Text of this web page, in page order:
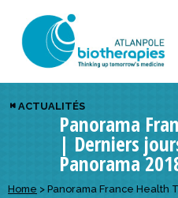
Retour
À propos
Présentation du pôle
Domaines d’excellence
Retour
Notre réseau
Membres du pôle
Partenaires
Réseau européen
Retour
Actus, événements, AAP
Actualités
Événements
Appels à projets
Retour
Notre offre
Diversifiez votre réseau
Visez l’international
Développez vos projets
Retour
Nous rejoindre
En tant qu’adhérent
En tant que partenaire
Retour
Emploi
Offres d’emploi
Candidatures
ACTUALITÉS
Panorama
| Derniers
Panorama
Home > Panorama France Health